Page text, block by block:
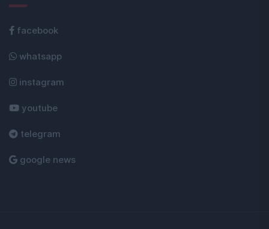
facebook
whatsapp
instagram
youtube
telegram
google news